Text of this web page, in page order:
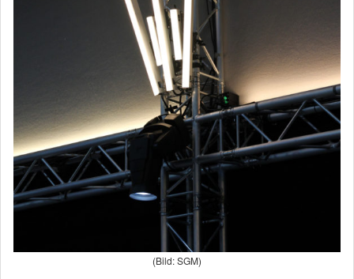
(Bild: SGM)